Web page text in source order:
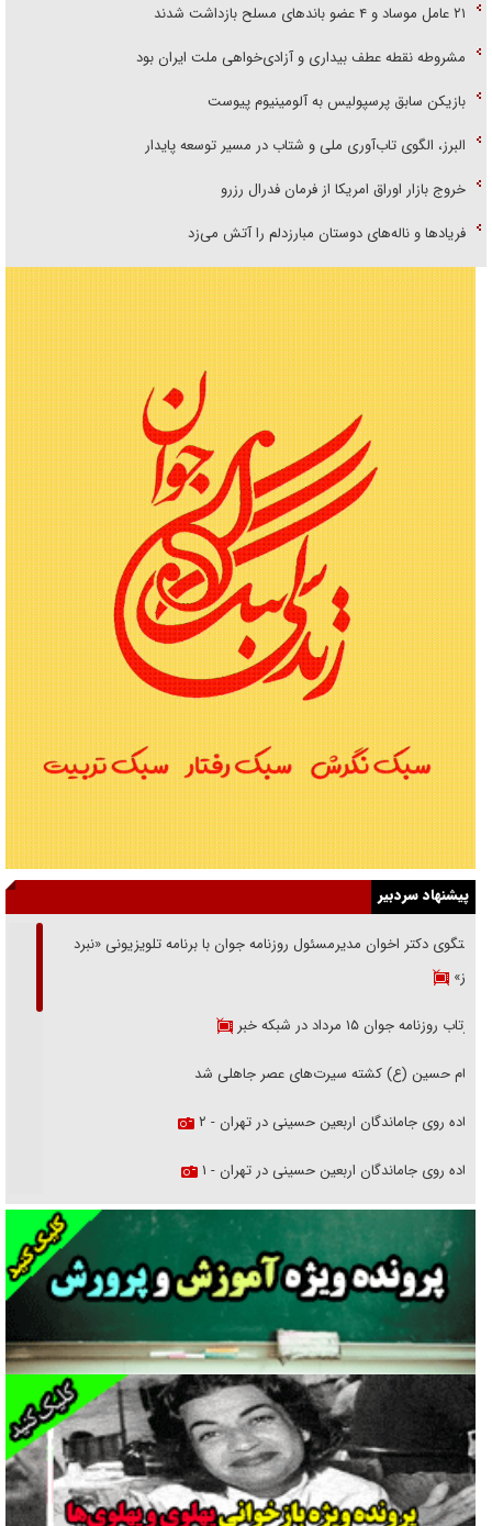
۲۱ عامل موساد و ۴ عضو باند‌های مسلح بازداشت شدند
مشروطه نقطه عطف بیداری و آزادی‌خواهی ملت ایران بود
بازیکن سابق پرسپولیس به آلومینیوم پیوست
البرز، الگوی تاب‌آوری ملی و شتاب در مسیر توسعه پایدار
خروج بازار اوراق امریکا از فرمان فدرال رزرو
فریاد‌ها و ناله‌های دوستان مبارزدلم را آتش می‌زد
پیشنهاد سردبیر
گفتگوی دکتر اخوان مدیرمسئول روزنامه جوان با برنامه تلویزیونی «نبرد
هرمز»
بازتاب روزنامه جوان ۱۵ مرداد در شبکه خبر
امام حسین (ع) کشته سیرت‌های عصر جاهلی شد
پیاده روی جاماندگان اربعین حسینی در تهران - ۲
پیاده روی جاماندگان اربعین حسینی در تهران - ۱
فریاد‌ها و ناله‌های دوستان مبارزدلم را آتش می‌زد
تغییر رویه دشمن در ترور از شیخ فضل‌الله تا مصباح یزدی
خرید قسطی اولش خنده و آخرش گریه است!
فوتبال و آن «بالا»!
راهبرد غافلگیری با نسل جدید پهپاد‌ها
جنجال پزشکان تقلبی در صنعت زیبایی
یهودی‌ها در ادبیات داستانی اروپا؛ از شکسپیر تا دیکنز